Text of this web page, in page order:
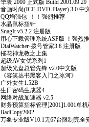
华表 2000 正式版 Build 2001.09.29
音画时尚(ICE-DVD-Player) 3.0 中
QQ增强包 ！！强烈推荐
水晶鼠标指针
SnagIt v5.2.2 注册版
用心下载管理系统ASP版 ！强烈
DialWatcher-拨号管家3.8 注册版
摧花神龙教之上集
超级AV女优系列1
超级光盘总管先锋 v2.0中文版
《容笑丛书黑客入门之冰河》
广外女生1.52B
生日密码生成器4
网络对战加速器 v2.5
财务预算指标管理[2001]1.001单
BadCopy2002
万象专业版V10.1无67台限制完全